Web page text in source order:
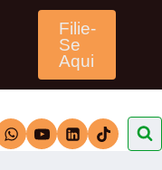
Filie-
Se
Aqui